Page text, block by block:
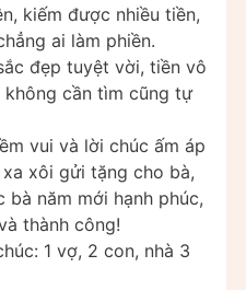
kiếm được nhiều tiền,
ai làm phiền.
đẹp tuyệt vời, tiền vô
cần tìm cũng tự
vui và lời chúc ấm áp
xôi gửi tặng cho bà,
năm mới hạnh phúc,
thành công!
1 vợ, 2 con, nhà 3